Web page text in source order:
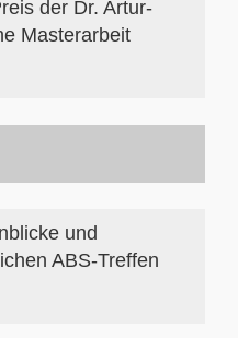
der Dr. Artur-
Masterarbeit
und
ABS-Treffen